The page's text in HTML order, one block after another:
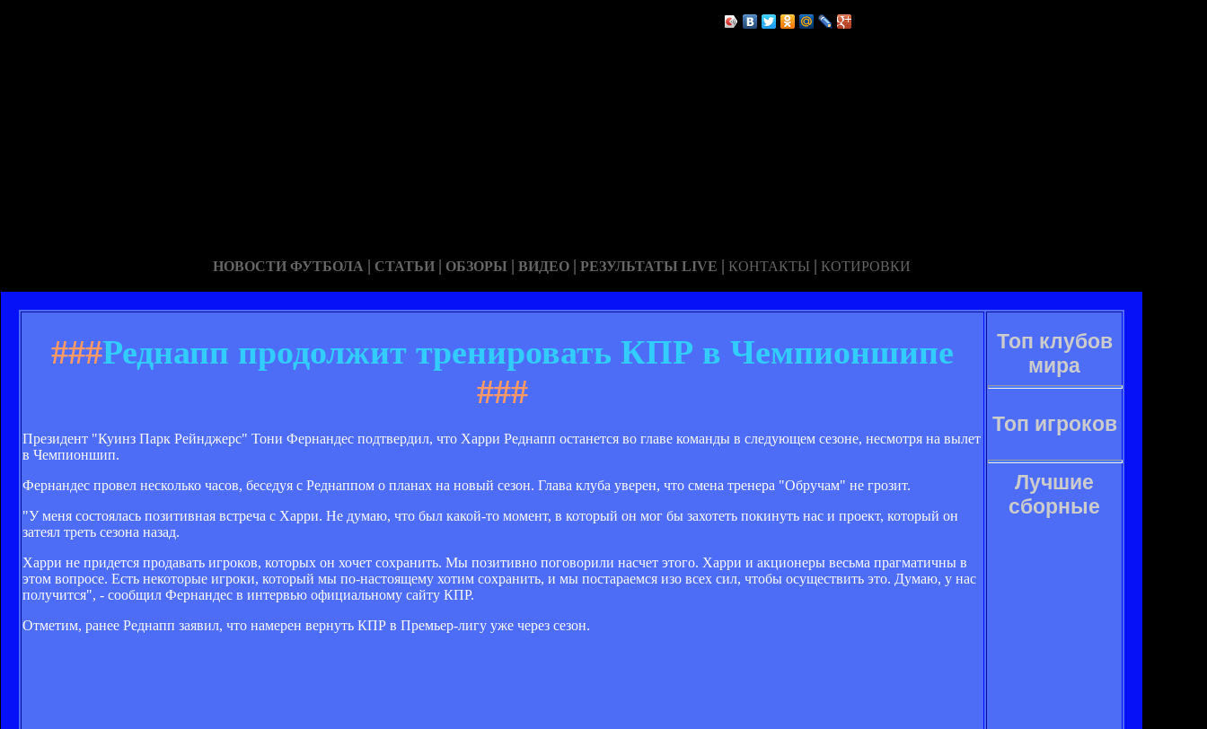
НОВОСТИ ФУТБОЛА | СТАТЬИ | ОБЗОРЫ | ВИДЕО | РЕЗУЛЬТАТЫ LIVE | КОНТАКТЫ | КОТИРОВКИ
###Реднапп продолжит тренировать КПР в Чемпионшипе
###
Президент "Куинз Парк Рейнджерс" Тони Фернандес подтвердил, что Харри Реднапп останется во главе команды в следующем сезоне, несмотря на вылет
в Чемпионшип.
Фернандес провел несколько часов, беседуя с Реднаппом о планах на новый сезон. Глава клуба уверен, что смена тренера "Обручам" не грозит.
"У меня состоялась позитивная встреча с Харри. Не думаю, что был какой-то момент, в который он мог бы захотеть покинуть нас и проект, который он
затеял треть сезона назад.
Харри не придется продавать игроков, которых он хочет сохранить. Мы позитивно поговорили насчет этого. Харри и акционеры весьма прагматичны в
этом вопросе. Есть некоторые игроки, который мы по-настоящему хотим сохранить, и мы постараемся изо всех сил, чтобы осуществить это. Думаю, у нас
получится", - сообщил Фернандес в интервью официальному сайту КПР.
Отметим, ранее Реднапп заявил, что намерен вернуть КПР в Премьер-лигу уже через сезон.
Топ клубов
мира
Топ игроков
Лучшие
сборные